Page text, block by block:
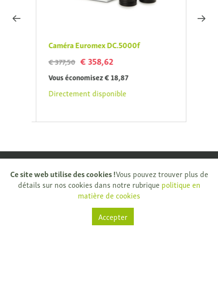
Caméra Euromex DC.5000f
€ 377,50 € 358,62
Vous économisez € 18,87
Directement disponible
Rijksweg 32
Ce site web utilise des cookies !Vous pouvez trouver plus de
détails sur nos cookies dans notre rubrique politique en
matière de cookies
Accepter